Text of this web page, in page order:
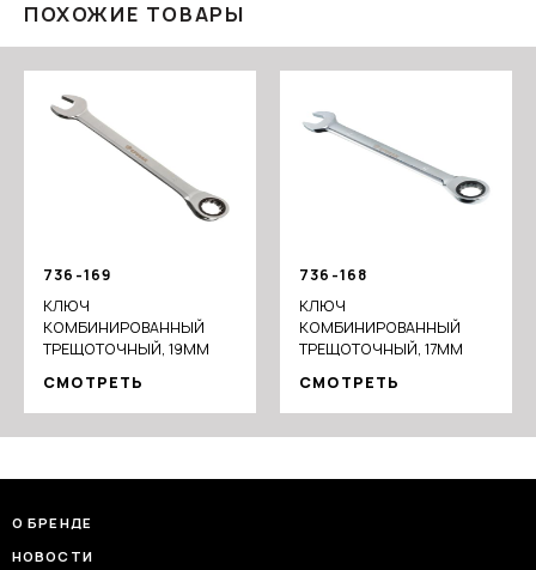
ПОХОЖИЕ ТОВАРЫ
736-169
КЛЮЧ
КОМБИНИРОВАННЫЙ
ТРЕЩОТОЧНЫЙ, 19ММ
СМОТРЕТЬ
736-168
КЛЮЧ
КОМБИНИРОВАННЫЙ
ТРЕЩОТОЧНЫЙ, 17ММ
СМОТРЕТЬ
О БРЕНДЕ
НОВОСТИ